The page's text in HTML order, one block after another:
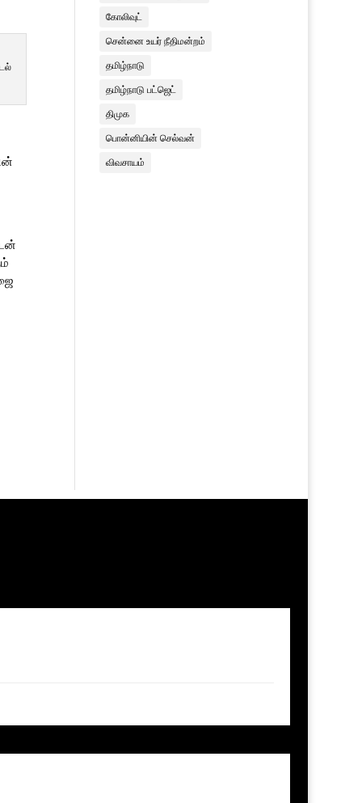
கோலிவுட்
சென்னை உயர் நீதிமன்றம்
தமிழ்நாடு
தமிழ்நாடு பட்ஜெட்
திமுக
பொன்னியின் செல்வன்
விவசாயம்